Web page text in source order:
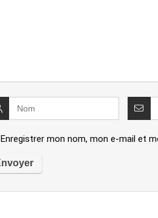
Enregistrer mon nom, mon e-mail et